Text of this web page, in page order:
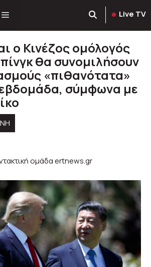
Live TV
ο Κινέζος ομόλογός
θα συνομιλήσουν
«πιθανότατα»
σύμφωνα με
ομάδα ertnews.gr